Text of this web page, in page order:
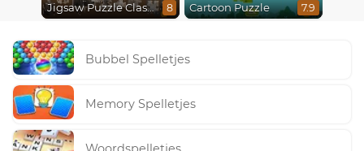
Jigsaw Puzzle Classic 8 Cartoon Puzzle 7.9
Bubbel Spelletjes
Memory Spelletjes